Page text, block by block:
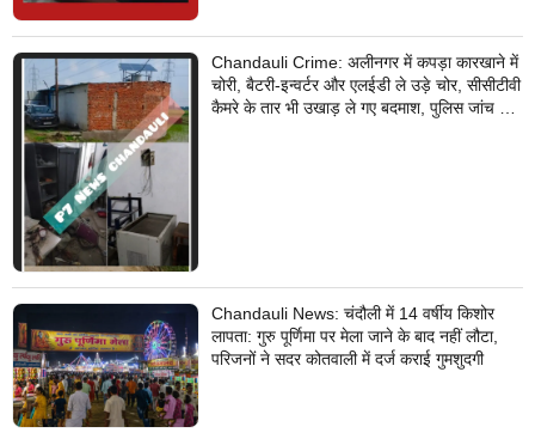
Chandauli Crime: अलीनगर में कपड़ा कारखाने में
चोरी, बैटरी-इन्वर्टर और एलईडी ले उड़े चोर, सीसीटीवी
कैमरे के तार भी उखाड़ ले गए बदमाश, पुलिस जांच में
Chandauli News: चंदौली में 14 वर्षीय किशोर
लापता: गुरु पूर्णिमा पर मेला जाने के बाद नहीं लौटा,
परिजनों ने सदर कोतवाली में दर्ज कराई गुमशुदगी